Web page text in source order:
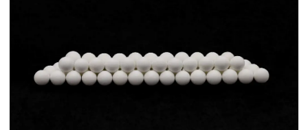
Fornecedor de esferas
Loja de esferas de aço